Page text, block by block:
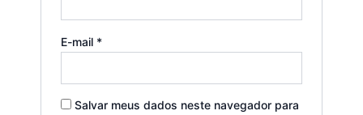
E-mail *
Salvar meus dados neste navegador para